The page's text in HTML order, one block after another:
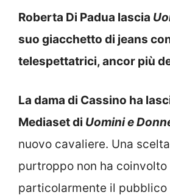
Roberta Di Padua lascia
suo giacchetto di jeans
telespettatrici, ancor più
La dama di Cassino ha
Mediaset di Uomini e
nuovo cavaliere. Una
purtroppo non ha coinvolto
particolarmente il pubblico